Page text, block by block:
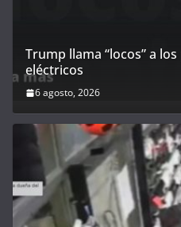
Trump llama “locos” a
eléctricos
6 agosto, 2026